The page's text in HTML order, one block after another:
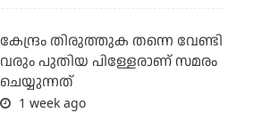
കേന്ദ്രം തിരുത്തുക തന്നെ വേണ്ടി
വരും പുതിയ പിള്ളേരാണ് സമരം
ചെയ്യുന്നത്
1 week ago